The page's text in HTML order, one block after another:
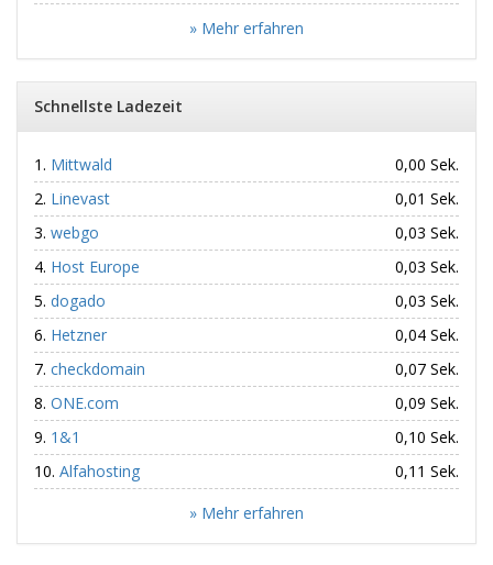
» Mehr erfahren
Schnellste Ladezeit
Mittwald
0,00 Sek.
Linevast
0,01 Sek.
webgo
0,03 Sek.
Host Europe
0,03 Sek.
dogado
0,03 Sek.
Hetzner
0,04 Sek.
checkdomain
0,07 Sek.
ONE.com
0,09 Sek.
1&1
0,10 Sek.
Alfahosting
0,11 Sek.
» Mehr erfahren